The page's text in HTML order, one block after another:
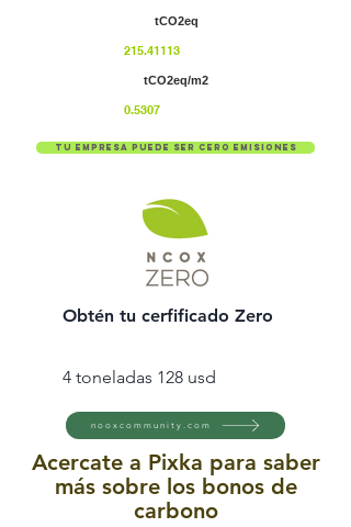
tCO2eq
215.41113
tCO2eq/m2
0.5307
Tu empresa puede ser cero emisiones
Obtén tu cerfificado Zero
4 toneladas 128 usd
nooxcommunity.com
Acercate a Pixka para saber
más sobre los bonos de
carbono